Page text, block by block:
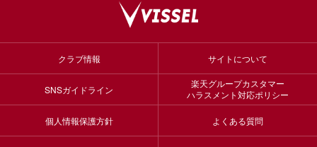
クラブ情報 サイトについて
SNSガイドライン
楽天グループカスタマー
ハラスメント対応ポリシー
個人情報保護方針 よくある質問